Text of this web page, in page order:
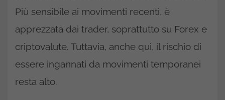
Più sensibile ai movimenti recenti, è
apprezzata dai trader, soprattutto su Forex e
criptovalute. Tuttavia, anche qui, il rischio di
essere ingannati da movimenti temporanei
resta alto.